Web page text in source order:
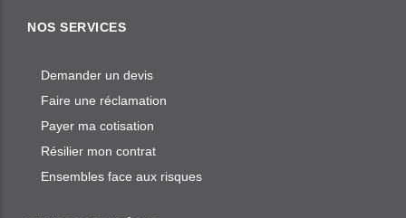
NOS SERVICES
Demander un devis
Faire une réclamation
Payer ma cotisation
Résilier mon contrat
Ensembles face aux risques